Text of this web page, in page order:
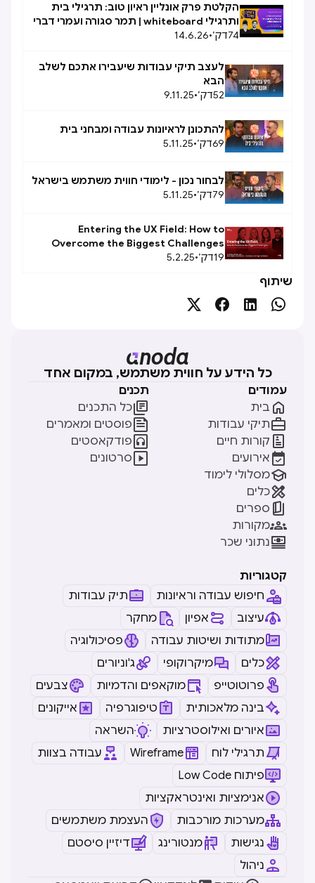
הקלטת פרק אונליין ראיון טוב: תרגילי בית
ותרגילי whiteboard | תמר סגורה ועמרי דברי
74דק׳•
14.6.26
לעצב תיקי עבודות שיעבירו אתכם לשלב
הבא
52דק׳•
9.11.25
להתכונן לראיונות עבודה ומבחני בית
69דק׳•
5.11.25
לבחור נכון - לימודי חווית משתמש בישראל
79דק׳•
5.11.25
Entering the UX Field: How to
Overcome the Biggest Challenges
19דק׳•
5.2.25
שיתוף




כל הידע על חווית משתמש, במקום אחד
עמודים
בית 
תיקי עבודות
קורות חיים 
אירועים 
מסלולי לימוד
כלים
ספרים 
מקורות
נתוני שכר
תכנים
כל התכנים
פוסטים ומאמרים
פודקאסטים
סרטונים
קטגוריות
חיפוש עבודה וראיונות
תיק עבודות
עיצוב
אפיון
מחקר
מתודות ושיטות עבודה
פסיכולוגיה
כלים
מיקרוקופי
ג'וניורים
פרוטוטייפ
מוקאפים והדמיות
צבעים
בינה מלאכותית
טיפוגרפיה
אייקונים
איורים ואילוסטרציות
השראה
תרגילי לוח
Wireframe
עבודה בצוות
Low Code פיתוח
אנימציות ואינטראקציות
מערכות מורכבות
העצמת משתמשים
נגישות
מנטורינג
דיזיין סיסטם
ניהול